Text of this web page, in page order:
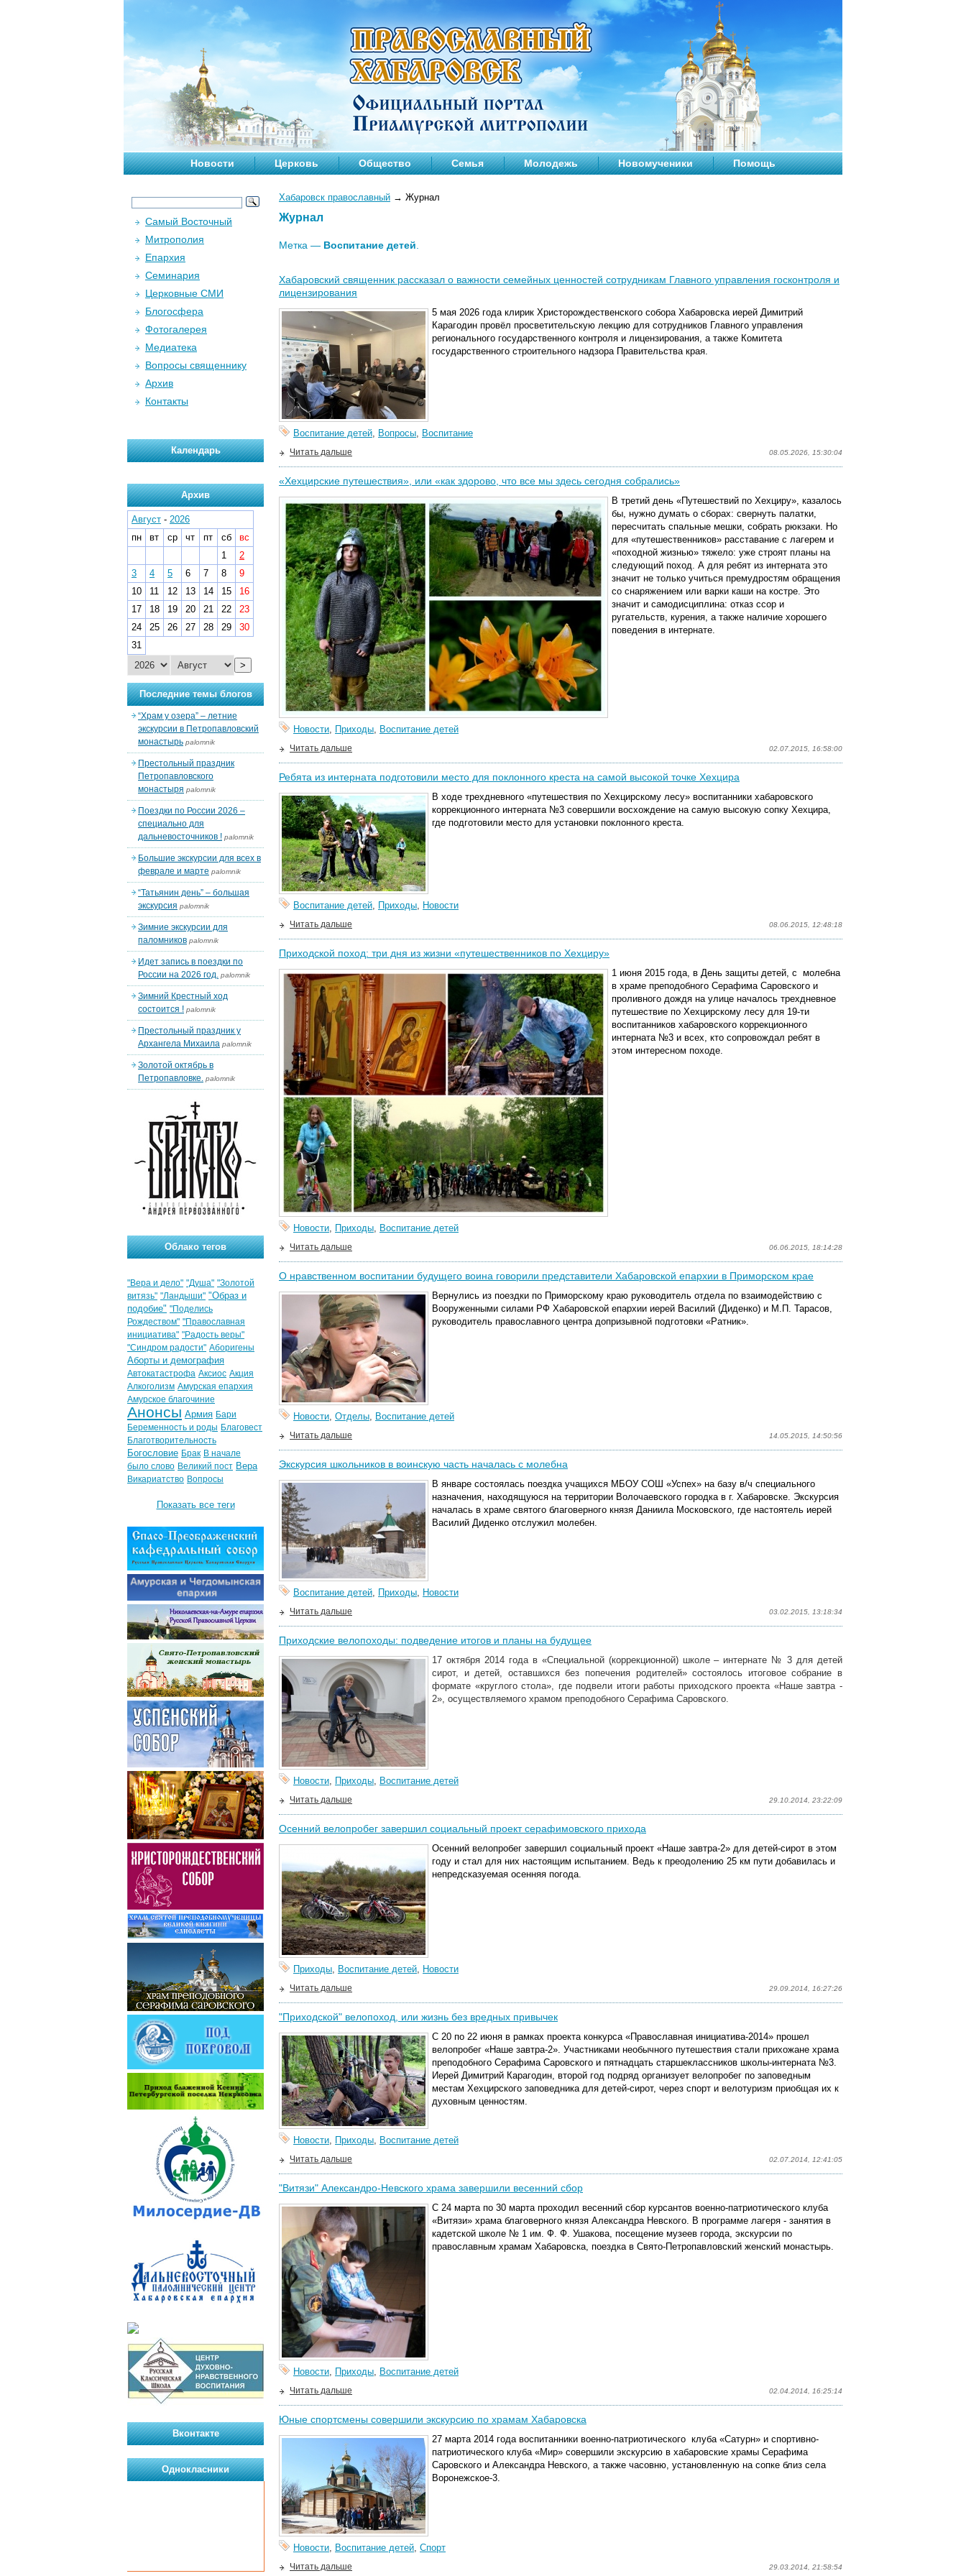
Новости Церковь Общество Семья Молодежь Новомученики Помощь
Хабаровск православный → Журнал
Журнал
Метка — Воспитание детей
Хабаровский священник рассказал о важности семейных ценностей сотрудникам Главного управления госконтроля и
лицензирования
5 мая 2026 года клирик Христорождественского собора Хабаровска иерей Димитрий
Карагодин провёл просветительскую лекцию для сотрудников Главного управления
регионального государственного контроля и лицензирования, а также Комитета
государственного строительного надзора Правительства края.
Воспитание детей, Вопросы, Воспитание
08.05.2026, 15:30:04
Читать дальше
«Хехцирские путешествия», или «как здорово, что все мы здесь сегодня собрались»
В третий день «Путешествий по Хехциру», казалось
бы, нужно думать о сборах: свернуть палатки,
пересчитать спальные мешки, собрать рюкзаки. Но
для «путешественников» расставание с лагерем и
«походной жизнью» тяжело: уже строят планы на
следующий поход. А для ребят из интерната это
значит не только учиться премудростям обращения
со снаряжением или варки каши на костре. Это
значит и самодисциплина: отказ ссор и
ругательств, курения, а также наличие хорошего
поведения в интернате.
Новости, Приходы, Воспитание детей
02.07.2015, 16:58:00
Читать дальше
Ребята из интерната подготовили место для поклонного креста на самой высокой точке Хехцира
В ходе трехдневного «путешествия по Хехцирскому лесу» воспитанники хабаровского
коррекционного интерната №3 совершили восхождение на самую высокую сопку Хехцира,
где подготовили место для установки поклонного креста.
Воспитание детей, Приходы, Новости
08.06.2015, 12:48:18
Читать дальше
Приходской поход: три дня из жизни «путешественников по Хехциру»
1 июня 2015 года, в День защиты детей, с молебна
в храме преподобного Серафима Саровского и
проливного дождя на улице началось трехдневное
путешествие по Хехцирскому лесу для 19-ти
воспитанников хабаровского коррекционного
интерната №3 и всех, кто сопровождал ребят в
этом интересном походе.
Новости, Приходы, Воспитание детей
06.06.2015, 18:14:28
Читать дальше
О нравственном воспитании будущего воина говорили представители Хабаровской епархии в Приморском крае
Вернулись из поездки по Приморскому краю руководитель отдела по взаимодействию с
Вооруженными силами РФ Хабаровской епархии иерей Василий (Диденко) и М.П. Тарасов,
руководитель православного центра допризывной подготовки «Ратник».
Новости, Отделы, Воспитание детей
14.05.2015, 14:50:56
Читать дальше
Экскурсия школьников в воинскую часть началась с молебна
В январе состоялась поездка учащихся МБОУ СОШ «Успех» на базу в/ч специального
назначения, находящуюся на территории Волочаевского городка в г. Хабаровске. Экскурсия
началась в храме святого благоверного князя Даниила Московского, где настоятель иерей
Василий Диденко отслужил молебен.
Воспитание детей, Приходы, Новости
03.02.2015, 13:18:34
Читать дальше
Приходские велопоходы: подведение итогов и планы на будущее
17 октября 2014 года в «Специальной (коррекционной) школе – интернате № 3 для детей
сирот, и детей, оставшихся без попечения родителей» состоялось итоговое собрание в
формате «круглого стола», где подвели итоги работы приходского проекта «Наше завтра -
2», осуществляемого храмом преподобного Серафима Саровского.
Новости, Приходы, Воспитание детей
29.10.2014, 23:22:09
Читать дальше
Осенний велопробег завершил социальный проект серафимовского прихода
Осенний велопробег завершил социальный проект «Наше завтра-2» для детей-сирот в этом
году и стал для них настоящим испытанием. Ведь к преодолению 25 км пути добавилась и
непредсказуемая осенняя погода.
Приходы, Воспитание детей, Новости
29.09.2014, 16:27:26
Читать дальше
"Приходской" велопоход, или жизнь без вредных привычек
С 20 по 22 июня в рамках проекта конкурса «Православная инициатива-2014» прошел
велопробег «Наше завтра-2». Участниками необычного путешествия стали прихожане храма
преподобного Серафима Саровского и пятнадцать старшеклассников школы-интерната №3.
Иерей Димитрий Карагодин, второй год подряд организует велопробег по заповедным
местам Хехцирского заповедника для детей-сирот, через спорт и велотуризм приобщая их к
духовным ценностям.
Новости, Приходы, Воспитание детей
02.07.2014, 12:41:05
Читать дальше
"Витязи" Александро-Невского храма завершили весенний сбор
С 24 марта по 30 марта проходил весенний сбор курсантов военно-патриотического клуба
«Витязи» храма благоверного князя Александра Невского. В программе лагеря - занятия в
кадетской школе № 1 им. Ф. Ф. Ушакова, посещение музеев города, экскурсии по
православным храмам Хабаровска, поездка в Свято-Петропавловский женский монастырь.
Новости, Приходы, Воспитание детей
02.04.2014, 16:25:14
Читать дальше
Юные спортсмены совершили экскурсию по храмам Хабаровска
27 марта 2014 года воспитанники военно-патриотического клуба «Сатурн» и спортивно-
патриотического клуба «Мир» совершили экскурсию в хабаровские храмы Серафима
Саровского и Александра Невского, а также часовню, установленную на сопке близ села
Воронежское-3.
Новости, Воспитание детей, Спорт
29.03.2014, 21:58:54
Читать дальше
Самый Восточный
Митрополия
Епархия
Семинария
Церковные СМИ
Блогосфера
Фотогалерея
Медиатека
Вопросы священнику
Архив
Контакты
Календарь
Архив
Август - 2026
пн
вт ср чт пт сб
вс
1
2
3
4 5 6 7 8
9
10
11 12 13 14 15
16
17
18 19 20 21 22
23
24
25 26 27 28 29
30
31
>
Последние темы блогов
“Храм у озера” – летние
экскурсии в Петропавловский
монастырь palomnik
Престольный праздник
Петропавловского
монастыря palomnik
Поездки по России 2026 –
специально для
дальневосточников ! palomnik
Большие экскурсии для всех в
феврале и марте palomnik
“Татьянин день” – большая
экскурсия palomnik
Зимние экскурсии для
паломников palomnik
Идет запись в поездки по
России на 2026 год. palomnik
Зимний Крестный ход
состоится ! palomnik
Престольный праздник у
Архангела Михаила palomnik
Золотой октябрь в
Петропавловке. palomnik
Облако тегов
"Вера и дело" "Душа" "Золотой
витязь" "Ландыши" "Образ и
подобие" "Поделись
Рождеством" "Православная
инициатива" "Радость веры"
"Синдром радости" Аборигены
Аборты и демография
Автокатастрофа Аксиос Акция
Алкоголизм Амурская епархия
Амурское благочиние
Анонсы Армия Бари
Беременность и роды Благовест
Благотворительность
Богословие Брак В начале
было слово Великий пост Вера
Викариатство Вопросы
Показать все теги
Вконтакте
Однокласники